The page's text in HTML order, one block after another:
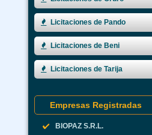
Licitaciones de Pando
Licitaciones de Beni
Licitaciones de Tarija
Empresas Registradas
BIOPAZ S.R.L.